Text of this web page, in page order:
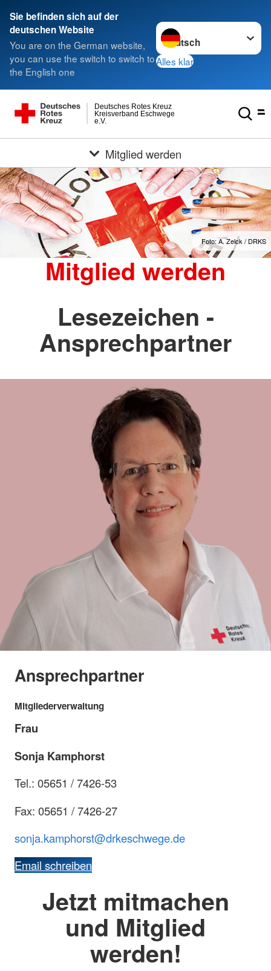
Sie befinden sich auf der
deutschen Website
You are on the German website,
you can use the switch to switch to
the English one
Sprache wechseln zu
Alles klar
e.V.
Kreisverband Eschwege
Deutsches Rotes Kreuz
Mitglied werden
Foto: A. Zelck / DRKS
Mitglied werden
Lesezeichen -
Ansprechpartner
Ansprechpartner
Mitgliederverwaltung
Frau
Sonja Kamphorst
Tel.: 05651 / 7426-53
Fax: 05651 / 7426-27
sonja.kamphorst@drkeschwege.de
Email schreiben
Jetzt mitmachen
und Mitglied
werden!